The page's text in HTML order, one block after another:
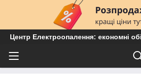
Центр Електроопалення: економні